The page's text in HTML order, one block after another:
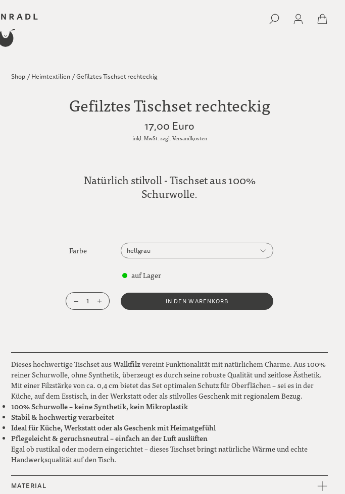
Shop / Heimtextilien /Gefilztes Tischset rechteckig
Gefilztes Tischset rechteckig
17,00 Euro
inkl. MwSt. zzgl. Versandkosten
Natürlich stilvoll - Tischset aus 100%
Schurwolle.
Farbe
hellgrau
auf Lager
1 IN DEN WARENKORB
Dieses hochwertige Tischset ausWalkfilzvereint Funktionalität mit natürlichem Charme. Aus 100%
reiner Schurwolle, ohne Synthetik, überzeugt es durch seine robuste Qualität und zeitlose Ästhetik.
Mit einer Filzstärke von ca. 0,4 cm bietet das Set optimalen Schutz für Oberflächen – sei es in der
Küche, auf dem Esstisch, in der Werkstatt oder als stilvolles Geschenk mit regionalem Bezug.
100% Schurwolle – keine Synthetik, kein Mikroplastik
Stabil & hochwertig verarbeitet
Ideal für Küche, Werkstatt oder als Geschenk mit Heimatgefühl
Pflegeleicht & geruchsneutral – einfach an der Luft auslüften
Egal ob rustikal oder modern eingerichtet – dieses Tischset bringt natürliche Wärme und echte
Handwerksqualität auf den Tisch.
MATERIAL